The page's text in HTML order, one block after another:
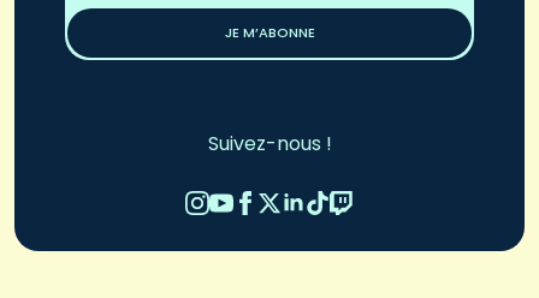
JE M’ABONNE
Suivez-nous !